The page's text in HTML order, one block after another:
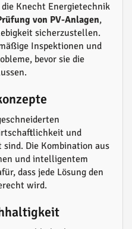
Knecht Energietechnik
von PV-Anlagen,
sicherzustellen.
Inspektionen und
bevor sie die
und
Die Kombination aus
und intelligentem
dass jede Lösung den
wird.